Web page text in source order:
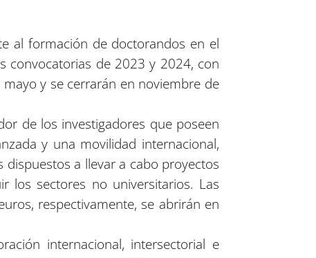
al formación de doctorandos en el
convocatorias de 2023 y 2024, con
y se cerrarán en noviembre de
de los investigadores que poseen
y una movilidad internacional,
a llevar a cabo proyectos
los sectores no universitarios. Las
respectivamente, se abrirán en
internacional, intersectorial e